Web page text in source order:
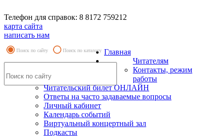
Телефон для справок: 8 8172 759212
карта сайта
написать нам
Поиск по сайту Поиск по каталогу Главная
Читателям
Контакты, режим
работы
Читательский билет ОНЛАЙН
Ответы на часто задаваемые вопросы
Личный кабинет
Календарь событий
Виртуальный концертный зал
Подкасты